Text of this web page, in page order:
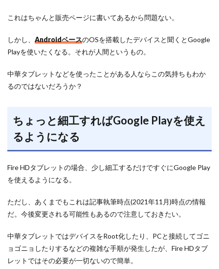
これはちゃんと販売ページに書いてあるから問題ない。
しかし、 AndroidベースのOSを搭載したデバイスと聞くとGoogle
Playを使いたくなる。それが人間というもの。
中華タブレットなどを使ったことがある人ならこの気持ちもわか
るのではないだろうか？
ちょっと細工すればGoogle Playを使え
るようになる
Fire HDタブレットの場合、少し細工するだけですぐにGoogle Play
を使えるようになる。
ただし、あくまでもこれは記事執筆時点(2021年11月)時点の情報
だ。今後変更される可能性もあるので注意しておきたい。
中華タブレットではデバイスをRoot化したり、PCと接続してゴニ
ョゴニョしたりするなどの複雑な手順が発生したが、Fire HDタブ
レットではその必要が一切ないので簡単。